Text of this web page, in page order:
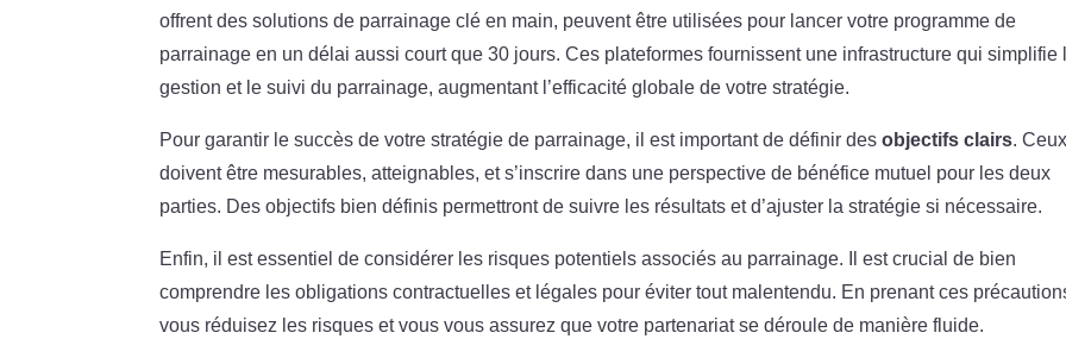
offrent des solutions de parrainage clé en main, peuvent être utilisées pour lancer votre programme de
parrainage en un délai aussi court que 30 jours. Ces plateformes fournissent une infrastructure qui simplifie
gestion et le suivi du parrainage, augmentant l’efficacité globale de votre stratégie.
Pour garantir le succès de votre stratégie de parrainage, il est important de définir desobjectifs clairs.
doivent être mesurables, atteignables, et s’inscrire dans une perspective de bénéfice mutuel pour les deux
parties. Des objectifs bien définis permettront de suivre les résultats et d’ajuster la stratégie si nécessaire.
Enfin, il est essentiel de considérer les risques potentiels associés au parrainage. Il est crucial de bien
comprendre les obligations contractuelles et légales pour éviter tout malentendu. En prenant ces
vous réduisez les risques et vous vous assurez que votre partenariat se déroule de manière fluide.